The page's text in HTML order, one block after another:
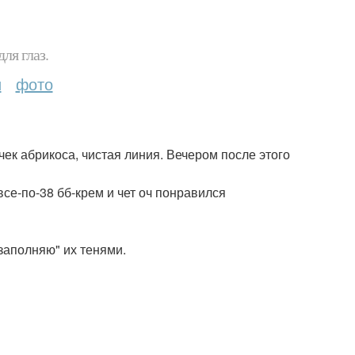
глаз.
фото
абрикоса, чистая линия. Вечером после этого
по-38 бб-крем и чет оч понравился
их тенями.